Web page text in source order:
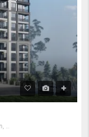
Avsallar, Alanya, Antalya, Mediterranean Region, 07407, Turkey